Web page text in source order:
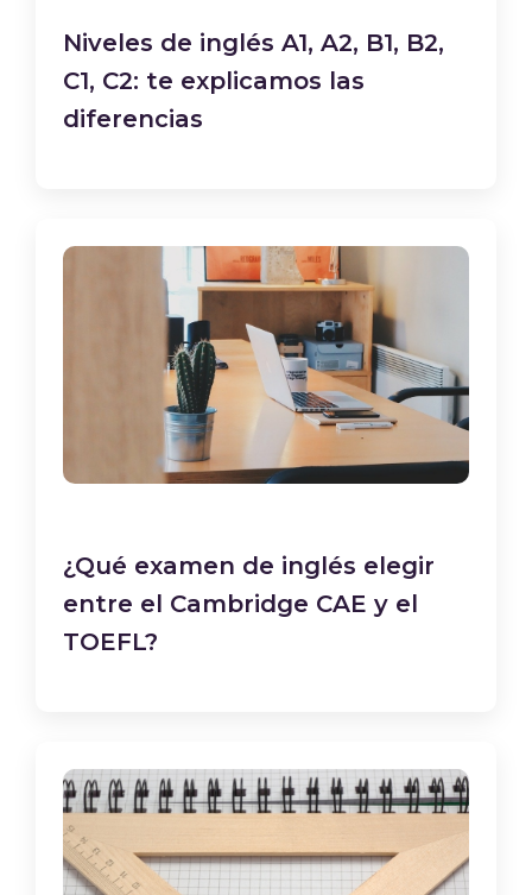
Niveles de inglés A1, A2, B1, B2,
C1, C2: te explicamos las
diferencias
¿Qué examen de inglés elegir
entre el Cambridge CAE y el
TOEFL?